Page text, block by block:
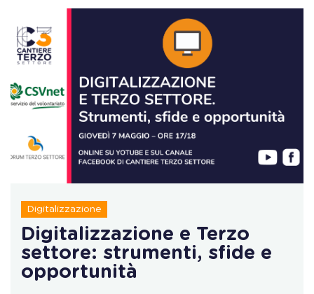
Digitalizzazione
Digitalizzazione e Terzo
settore: strumenti, sfide e
opportunità